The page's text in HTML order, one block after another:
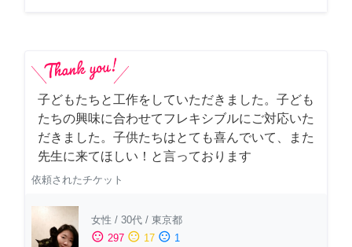
子どもたちと工作をしていただきました。子ども
たちの興味に合わせてフレキシブルにご対応いた
だきました。子供たちはとても喜んでいて、また
先生に来てほしい！と言っております
依頼されたチケット
女性 / 30代 / 東京都
sentiment_satisfied 297 sentiment_neutral 17 sentiment_dissatisfied 1